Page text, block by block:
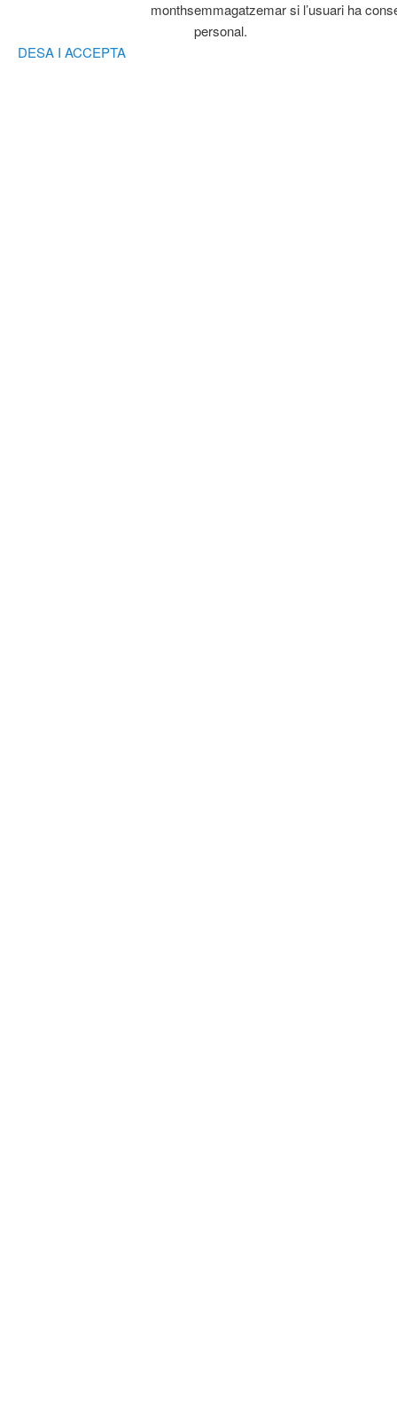
monthsemmagatzemar si l’usuari ha
personal.
DESA I ACCEPTA